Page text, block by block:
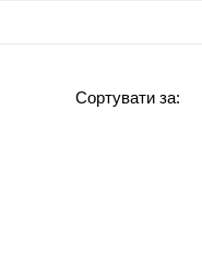
Сортувати за: